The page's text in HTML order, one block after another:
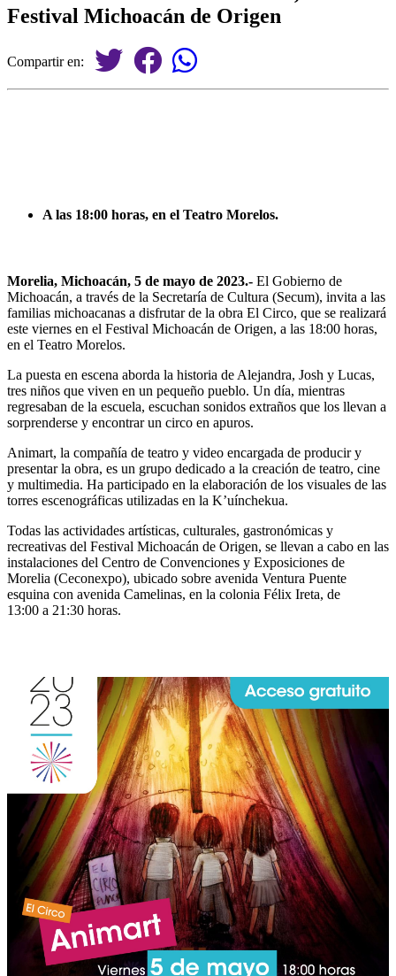
Festival Michoacán de Origen
Compartir en:
A las 18:00 horas, en el Teatro Morelos.
Morelia, Michoacán, 5 de mayo de 2023.- El Gobierno de
Michoacán, a través de la Secretaría de Cultura (Secum), invita a las
familias michoacanas a disfrutar de la obra El Circo, que se realizará
este viernes en el Festival Michoacán de Origen, a las 18:00 horas,
en el Teatro Morelos.
La puesta en escena aborda la historia de Alejandra, Josh y Lucas,
tres niños que viven en un pequeño pueblo. Un día, mientras
regresaban de la escuela, escuchan sonidos extraños que los llevan a
sorprenderse y encontrar un circo en apuros.
Animart, la compañía de teatro y video encargada de producir y
presentar la obra, es un grupo dedicado a la creación de teatro, cine
y multimedia. Ha participado en la elaboración de los visuales de las
torres escenográficas utilizadas en la K’uínchekua.
Todas las actividades artísticas, culturales, gastronómicas y
recreativas del Festival Michoacán de Origen, se llevan a cabo en las
instalaciones del Centro de Convenciones y Exposiciones de
Morelia (Ceconexpo), ubicado sobre avenida Ventura Puente
esquina con avenida Camelinas, en la colonia Félix Ireta, de
13:00 a 21:30 horas.